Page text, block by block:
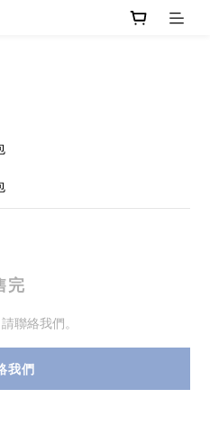
完
聯絡我們。
我們